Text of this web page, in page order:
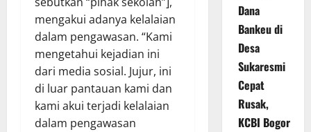
mengakui adanya kelalaian
dalam pengawasan. “Kami
mengetahui kejadian ini
dari media sosial. Jujur, ini
di luar pantauan kami dan
kami akui terjadi kelalaian
dalam pengawasan
Dana
Bankeu di
Desa
Sukaresmi
Cepat
Rusak,
KCBI Bogor